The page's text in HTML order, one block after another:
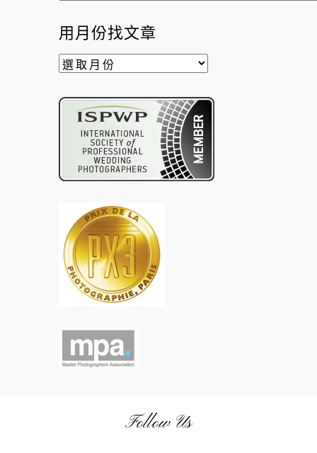
類
別
用月份找文章
用
份
Follow Us